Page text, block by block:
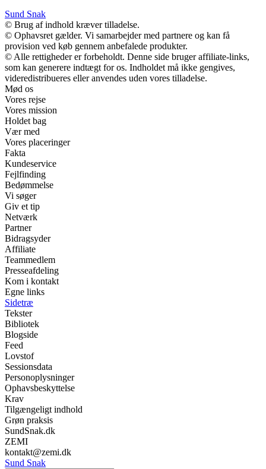
Sund Snak
© Brug af indhold kræver tilladelse.
© Ophavsret gælder. Vi samarbejder med partnere og kan få
provision ved køb gennem anbefalede produkter.
© Alle rettigheder er forbeholdt. Denne side bruger affiliate-links,
som kan generere indtægt for os. Indholdet må ikke gengives,
videredistribueres eller anvendes uden vores tilladelse.
Mød os
Vores rejse
Vores mission
Holdet bag
Vær med
Vores placeringer
Fakta
Kundeservice
Fejlfinding
Bedømmelse
Vi søger
Giv et tip
Netværk
Partner
Bidragsyder
Affiliate
Teammedlem
Presseafdeling
Kom i kontakt
Egne links
Sidetræ
Tekster
Bibliotek
Blogside
Feed
Lovstof
Sessionsdata
Personoplysninger
Ophavsbeskyttelse
Krav
Tilgængeligt indhold
Grøn praksis
SundSnak.dk
ZEMI
kontakt@zemi.dk
Sund Snak